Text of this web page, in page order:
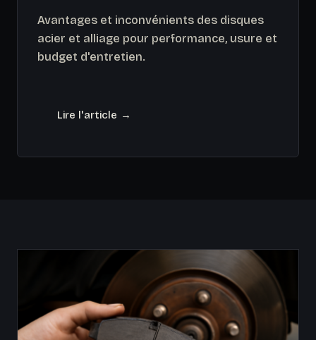
Avantages et inconvénients des disques
acier et alliage pour performance, usure et
budget d'entretien.
Lire l'article →